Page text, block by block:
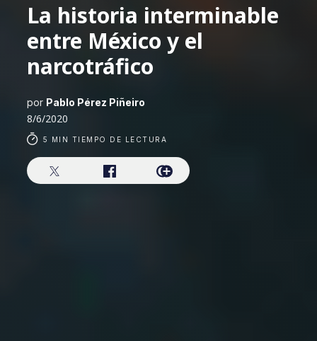
La historia interminable
entre México y el
narcotráfico
por Pablo Pérez Piñeiro
8/6/2020
5 MIN TIEMPO DE LECTURA